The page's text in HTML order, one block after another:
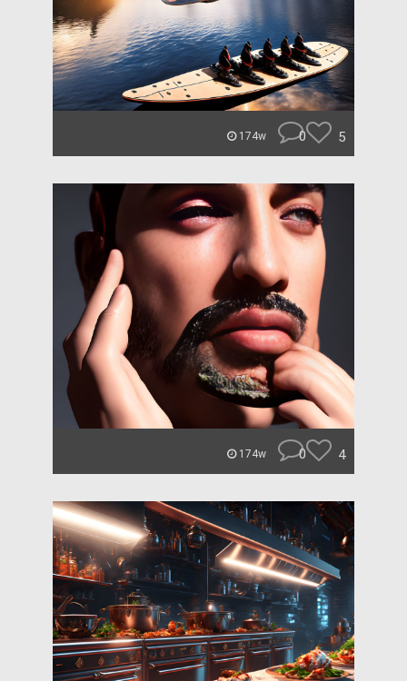
174w 0 5
174w 0 4